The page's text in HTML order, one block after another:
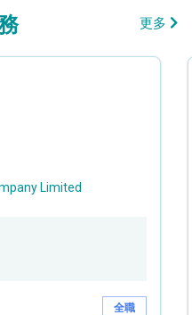
更多
Limited
全職